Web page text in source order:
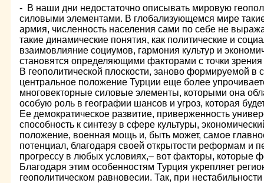
- В наши дни недостаточно описывать мировую
силовыми элементами. В глобализующемся мире такие
армия, численность населения сами по себе не
такие динамические понятия, как политические и
взаимовлияние социумов, гармония культур и
становятся определяющими факторами с точки
В геополитической плоскости, заново формируемой в
центральное положение Турции еще более
многовекторные силовые элементы, которыми она
особую роль в географии шансов и угроз, которая
Ее демократическое развитие, приверженность
способность к синтезу в сфере культуры,
положение, военная мощь и, быть может, самое
потенциал, благодаря своей открытости реформам и
прогрессу в любых условиях,– вот факторы, которые
Благодаря этим особенностям Турция укрепляет
геополитическом равновесии. Так, при